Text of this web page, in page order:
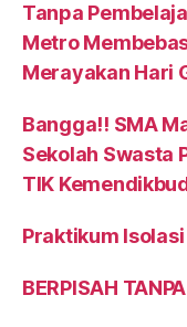
Tanpa
Metro
Merayakan Hari
Bangga!! SMA
Sekolah Swasta
TIK
Praktikum
BERPISAH